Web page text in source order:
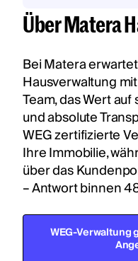
Über Matera
Bei Matera
Hausverwaltung
Team, das Wert
und absolute
WEG zertifizierte
Ihre Immobilie,
über das
– Antwort binnen
WEG-